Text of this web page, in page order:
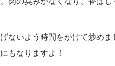
ないよう 時間をかけて炒めま
もなりますよ！